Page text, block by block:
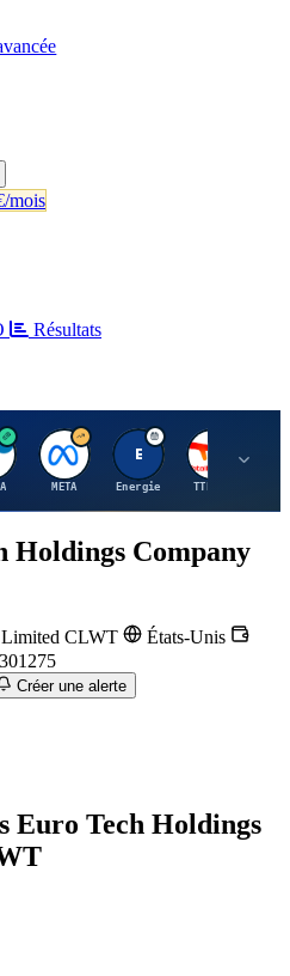
mois
Résultats
M
META
E
Energie
T
TTE.PA
Holdings Company
CLWT
États-Unis
Créer une alerte
Euro Tech Holdings